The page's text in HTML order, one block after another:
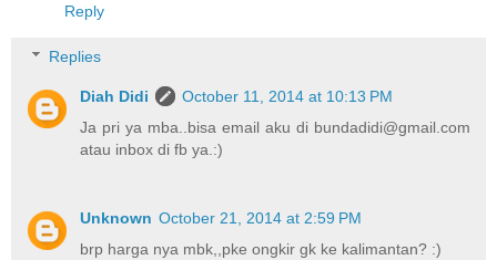
Reply
Replies
Diah Didi
October 11, 2014 at 10:13 PM
Ja pri ya mba..bisa email aku di bundadidi@gmail.com
atau inbox di fb ya.:)
Unknown October 21, 2014 at 2:59 PM
brp harga nya mbk,,pke ongkir gk ke kalimantan? :)